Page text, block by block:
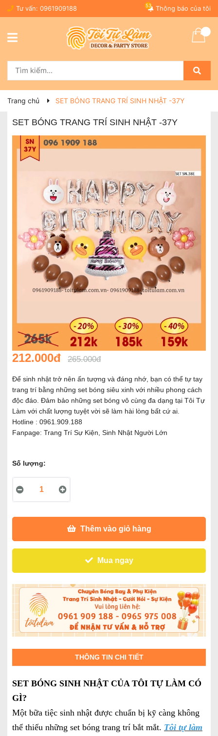
Tư vấn: 0961909188 Thông báo của tôi
53
Trang chủ SET BÓNG TRANG TRÍ SINH NHẬT -37Y
SET BÓNG TRANG TRÍ SINH NHẬT -37Y
212.000đ 265.000đ
Để sinh nhật trở nên ấn tượng và đáng nhớ, bạn có thể tự tay
trang trí bằng những set bóng siêu xinh với nhiều phong cách
độc đáo. Đảm bảo những set bóng vô cùng đa dạng tại Tôi Tự
Làm với chất lượng tuyệt vời sẽ làm hài lòng bất cứ ai.
Hotline : 0961.909.188
Fanpage: Trang Trí Sự Kiện, Sinh Nhật Người Lớn
Số lượng:
Thêm vào giỏ hàng
Mua ngay
THÔNG TIN CHI TIẾT
SET BÓNG SINH NHẬT CỦA TÔI TỰ LÀM CÓ
GÌ?
Một bữa tiệc sinh nhật được chuẩn bị kỹ càng không
thể thiếu những set bóng trang trí bắt mắt. Tôi tự làm